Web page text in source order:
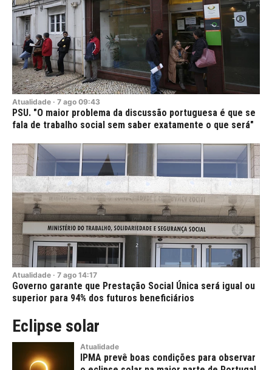
Atualidade · 7 ago 09:43
PSU. "O maior problema da discussão portuguesa é que se
fala de trabalho social sem saber exatamente o que será"
Atualidade · 7 ago 14:17
Governo garante que Prestação Social Única será igual ou
superior para 94% dos futuros beneficiários
Eclipse solar
Atualidade
IPMA prevê boas condições para observar